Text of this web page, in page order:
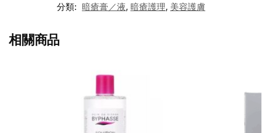
分類: 暗瘡膏／液, 暗瘡護理, 美容護膚
相關商品